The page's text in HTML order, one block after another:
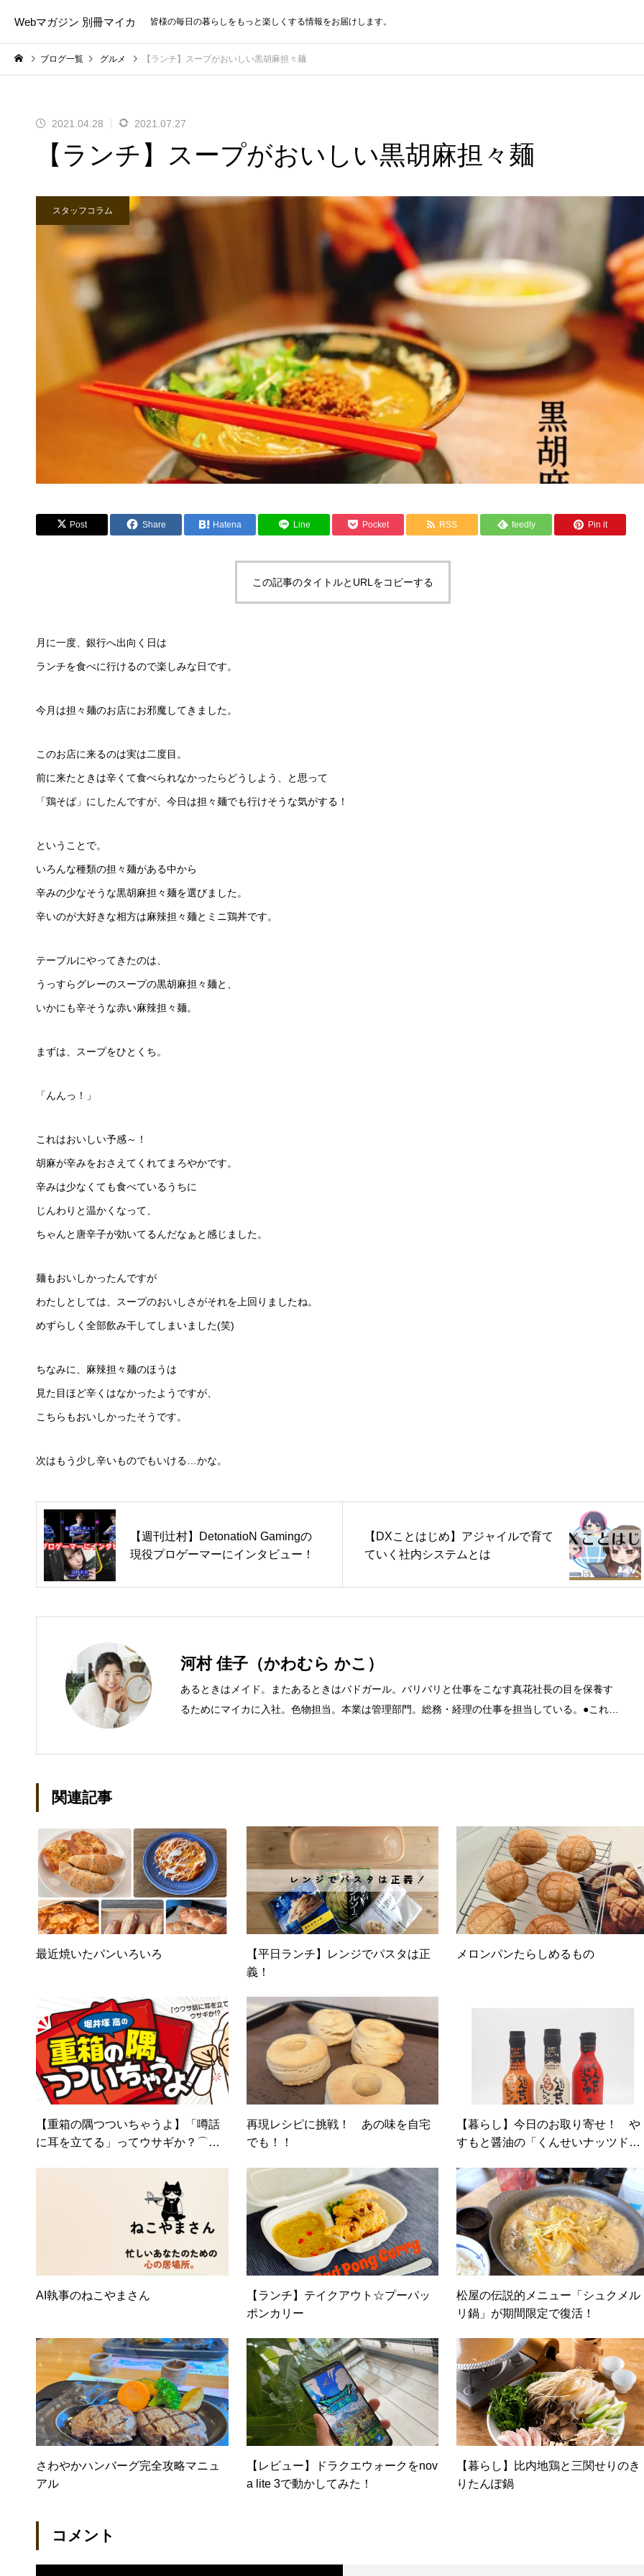
Webマガジン 別冊マイカ 皆様の毎日の暮らしをもっと楽しくする情報をお届けします。
ブログ一覧 グルメ 【ランチ】スープがおいしい黒胡麻担々麺
2021.04.28 2021.07.27
【ランチ】スープがおいしい黒胡麻担々麺
スタッフコラム
Post Share Hatena Line Pocket RSS feedly Pin it
この記事のタイトルとURLをコピーする
月に一度、銀行へ出向く日は
ランチを食べに行けるので楽しみな日です。
今月は担々麺のお店にお邪魔してきました。
このお店に来るのは実は二度目。
前に来たときは辛くて食べられなかったらどうしよう、と思って
「鶏そば」にしたんですが、今日は担々麺でも行けそうな気がする！
ということで。
いろんな種類の担々麺がある中から
辛みの少なそうな黒胡麻担々麺を選びました。
辛いのが大好きな相方は麻辣担々麺とミニ鶏丼です。
テーブルにやってきたのは、
うっすらグレーのスープの黒胡麻担々麺と、
いかにも辛そうな赤い麻辣担々麺。
まずは、スープをひとくち。
「んんっ！」
これはおいしい予感～！
胡麻が辛みをおさえてくれてまろやかです。
辛みは少なくても食べているうちに
じんわりと温かくなって、
ちゃんと唐辛子が効いてるんだなぁと感じました。
麺もおいしかったんですが
わたしとしては、スープのおいしさがそれを上回りましたね。
めずらしく全部飲み干してしまいました(笑)
ちなみに、麻辣担々麺のほうは
見た目ほど辛くはなかったようですが、
こちらもおいしかったそうです。
次はもう少し辛いものでもいける…かな。
【週刊辻村】DetonatioN Gamingの
現役プロゲーマーにインタビュー！
【DXことはじめ】アジャイルで育て
ていく社内システムとは
河村 佳子（かわむら かこ）
あるときはメイド。またあるときはバドガール。バリバリと仕事をこなす真花社長の目を保養す
るためにマイカに入社。色物担当。本業は管理部門。総務・経理の仕事を担当している。●これま
関連記事
最近焼いたパンいろいろ
【平日ランチ】レンジでパスタは正
義！
メロンパンたらしめるもの
【重箱の隅つついちゃうよ】「噂話
に耳を立てる」ってウサギか？⌒
再現レシピに挑戦！ あの味を自宅
でも！！
【暮らし】今日のお取り寄せ！ や
すもと醤油の「くんせいナッツドレ
AI執事のねこやまさん
【ランチ】テイクアウト☆プーパッ
ポンカリー
松屋の伝説的メニュー「シュクメル
リ鍋」が期間限定で復活！
さわやかハンバーグ完全攻略マニュ
アル
【レビュー】ドラクエウォークをnov
a lite 3で動かしてみた！
【暮らし】比内地鶏と三関せりのき
りたんぽ鍋
コメント